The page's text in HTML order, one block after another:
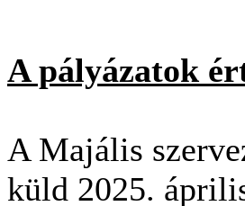
A pályázatok
A Majális
küld 2025.